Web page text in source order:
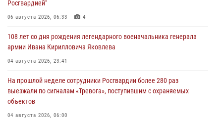
Росгвардией"
06 августа 2026, 06:33 4
108 лет со дня рождения легендарного военачальника генерала
армии Ивана Кирилловича Яковлева
04 августа 2026, 23:41
На прошлой неделе сотрудники Росгвардии более 280 раз
выезжали по сигналам «Тревога», поступившим с охраняемых
объектов
04 августа 2026, 06:00